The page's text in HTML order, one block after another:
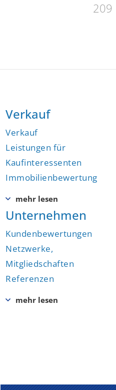
209
Verkauf
Verkauf
Leistungen für
Kaufinteressenten
Immobilienbewertung
Unternehmen
Kundenbewertungen
Netzwerke,
Mitgliedschaften
Referenzen